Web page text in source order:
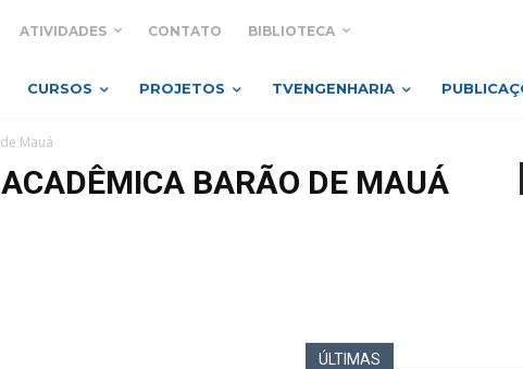
ATIVIDADES CONTATO BIBLIOTECA
CURSOS PROJETOS TVENGENHARIA
Mauá
BARÃO DE MAUÁ
ÚLTIMAS